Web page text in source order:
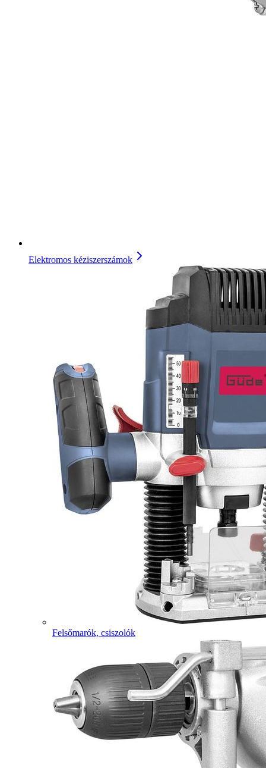
Elektromos kéziszerszámok
Felsőmarók, csiszolók